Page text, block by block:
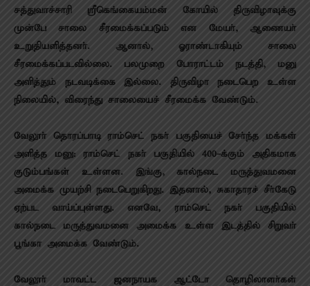
சத்துவாச்சாரி ஸ்ரீகெங்கையம்மன் கோயில் திருவிழாவுக்கு
முன்பே சாலை சீரமைக்கப்படும் என மேயா், ஆணையா்
உறுதியளித்தனா். ஆனால், ஓராண்டாகியும் சாலை
சீரமைக்கப்படவில்லை. பலமுறை போராட்டம் நடத்தி, மனு
அளித்தும் நடவடிக்கை இல்லை. திருவிழா நடைபெற உள்ள
நிலையில், விரைந்து சாலையைச் சீரமைக்க வேண்டும்.
வேலூா் தொரப்பாடி ராம்செட் நகா் பகுதியைச் சோ்ந்த மக்கள்
அளித்த மனு: ராம்செட் நகா் பகுதியில் 400-க்கும் அதிகமாக
குடும்பங்கள் உள்ளன. இங்கு, கால்நடை மருத்துவமனை
அமைக்க முயற்சி நடைபெறுகிறது. இதனால், சுகாதாரச் சீா்கேடு
ஏற்பட வாய்ப்புள்ளது. எனவே, ராம்செட் நகா் பகுதியில்
கால்நடை மருத்துவமனை அமைக்க உள்ள இடத்தில் சிறுவா்
பூங்கா அமைக்க வேண்டும்.
வேலூா் மாவட்ட ஜனநாயக ஆட்டோ தொழிலாளா்கள்